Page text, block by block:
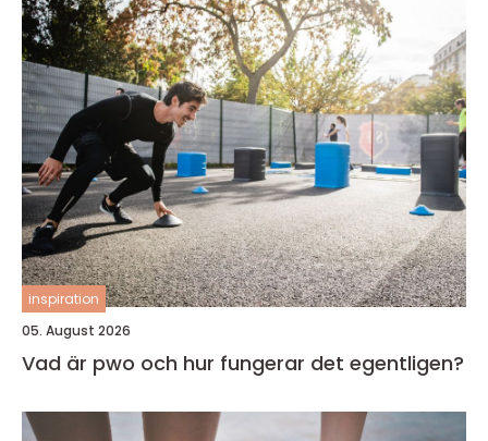
inspiration
05. August 2026
Vad är pwo och hur fungerar det egentligen?